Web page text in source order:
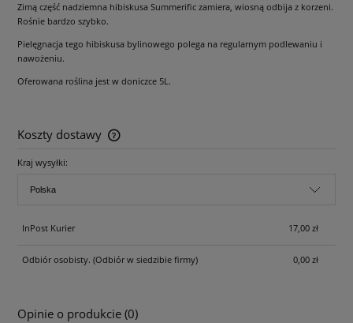
Zimą część nadziemna hibiskusa Summerific zamiera, wiosną odbija z korzeni.
Rośnie bardzo szybko.
Pielęgnacja tego hibiskusa bylinowego polega na regularnym podlewaniu i
nawożeniu.
Oferowana roślina jest w doniczce 5L.
Koszty dostawy
Cena nie zawiera ewentualnych kosztów płatności
Kraj wysyłki:
InPost Kurier 17,00 zł
Odbiór osobisty. (Odbiór w siedzibie firmy) 0,00 zł
Opinie o produkcie (0)